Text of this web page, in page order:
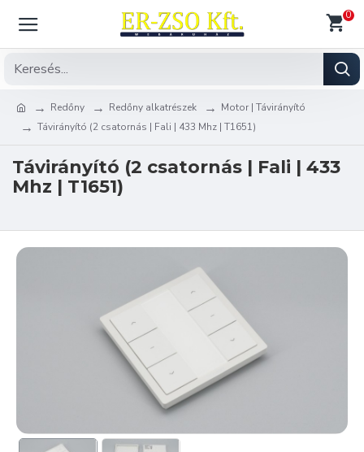
0
Redőny Redőny alkatrészek
Motor | Távirányító
Távirányító (2 csatornás | Fali | 433 Mhz | T1651)
Távirányító (2 csatornás | Fali | 433
Mhz | T1651)